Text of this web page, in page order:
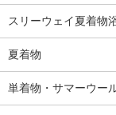
スリーウェイ夏着物
夏着物
単着物・サマーウー